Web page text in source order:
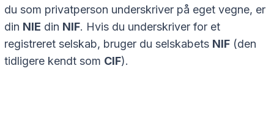
du som privatperson underskriver på eget vegne, er
din NIE din NIF. Hvis du underskriver for et
registreret selskab, bruger du selskabets NIF (den
tidligere kendt som CIF).